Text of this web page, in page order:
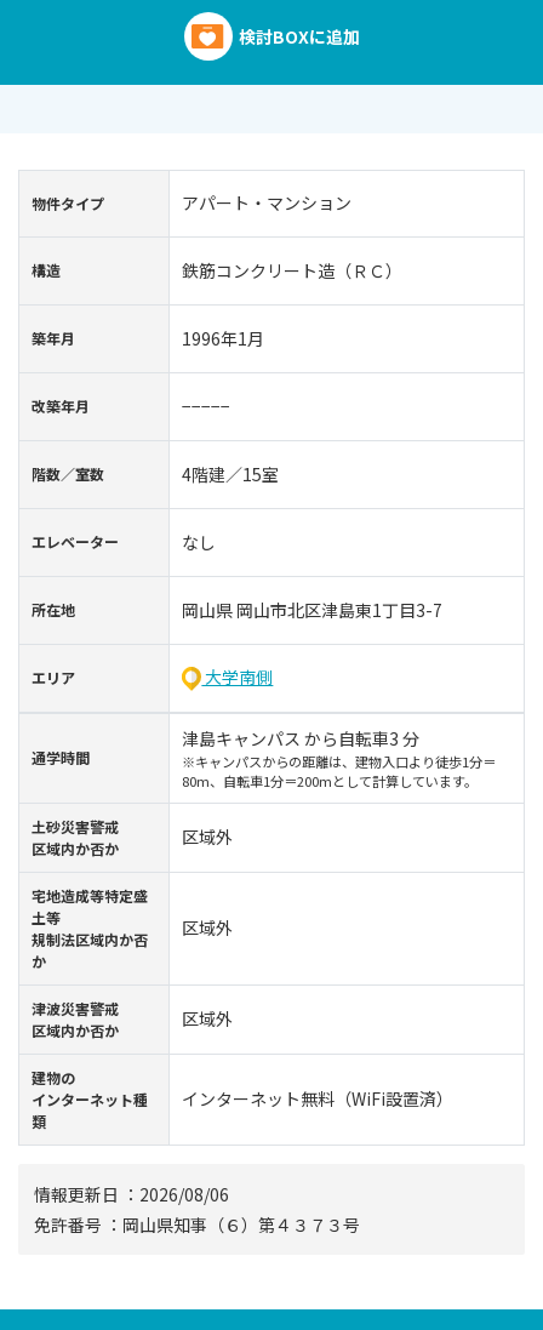
検討BOXに追加
物件タイプ アパート・マンション
構造 鉄筋コンクリート造（ＲＣ）
築年⽉ 1996年1月
改築年月 −−−−−
階数∕室数 4階建／15室
エレベーター なし
所在地 岡山県 岡山市北区津島東1丁目3-7
エリア 大学南側
通学時間
津島キャンパス から自転車3 分
※キャンパスからの距離は、建物入口より徒歩1分＝
80m、自転車1分＝200mとして計算しています。
⼟砂災害警戒
区域内か否か
区域外
宅地造成等特定盛
土等
規制法区域内か否
か
区域外
津波災害警戒
区域内か否か
区域外
建物の
インターネット種
類
インターネット無料（WiFi設置済）
情報更新⽇ ：2026/08/06
免許番号 ：岡山県知事（６）第４３７３号